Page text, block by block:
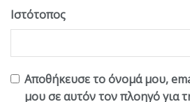
Ιστότοπος
Αποθήκευσε το όνομά μου,
μου σε αυτόν τον πλοηγό για